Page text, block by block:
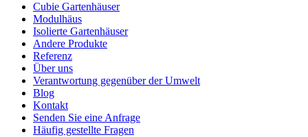
Cubie Gartenhäuser
Modulhäus
Isolierte Gartenhäuser
Andere Produkte
Referenz
Über uns
Verantwortung gegenüber der Umwelt
Blog
Kontakt
Senden Sie eine Anfrage
Häufig gestellte Fragen